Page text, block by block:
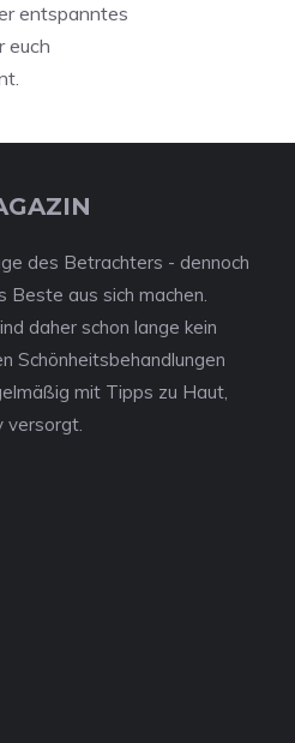
entspanntes
euch
des Betrachters - dennoch
Beste aus sich machen.
daher schon lange kein
Schönheitsbehandlungen
mit Tipps zu Haut,
versorgt.